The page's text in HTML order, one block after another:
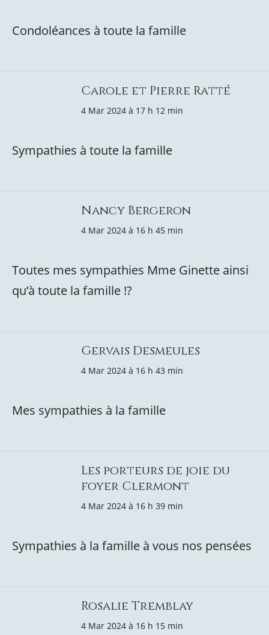
Condoléances à toute la famille
Carole et Pierre Ratté
4 Mar 2024 à 17 h 12 min
Sympathies à toute la famille
Nancy Bergeron
4 Mar 2024 à 16 h 45 min
Toutes mes sympathies Mme Ginette ainsi
qu’à toute la famille !?
Gervais Desmeules
4 Mar 2024 à 16 h 43 min
Mes sympathies à la famille
Les porteurs de joie du
foyer Clermont
4 Mar 2024 à 16 h 39 min
Sympathies à la famille à vous nos pensées
Rosalie Tremblay
4 Mar 2024 à 16 h 15 min